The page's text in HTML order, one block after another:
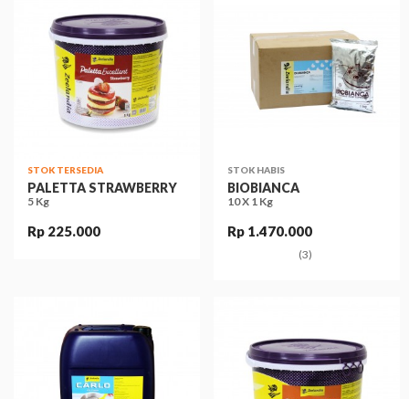
STOK TERSEDIA
PALETTA STRAWBERRY
5 Kg
Rp 225.000
STOK HABIS
BIOBIANCA
10 X 1 Kg
Rp 1.470.000
(3)